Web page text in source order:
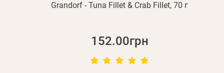
Grandorf - Tuna Fillet & Crab Fillet, 70 г
152.00грн